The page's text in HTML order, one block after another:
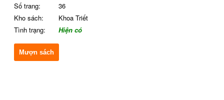
Số trang:
36
Kho sách:
Khoa Triết
Tình trạng:
Hiện có
Mượn sách